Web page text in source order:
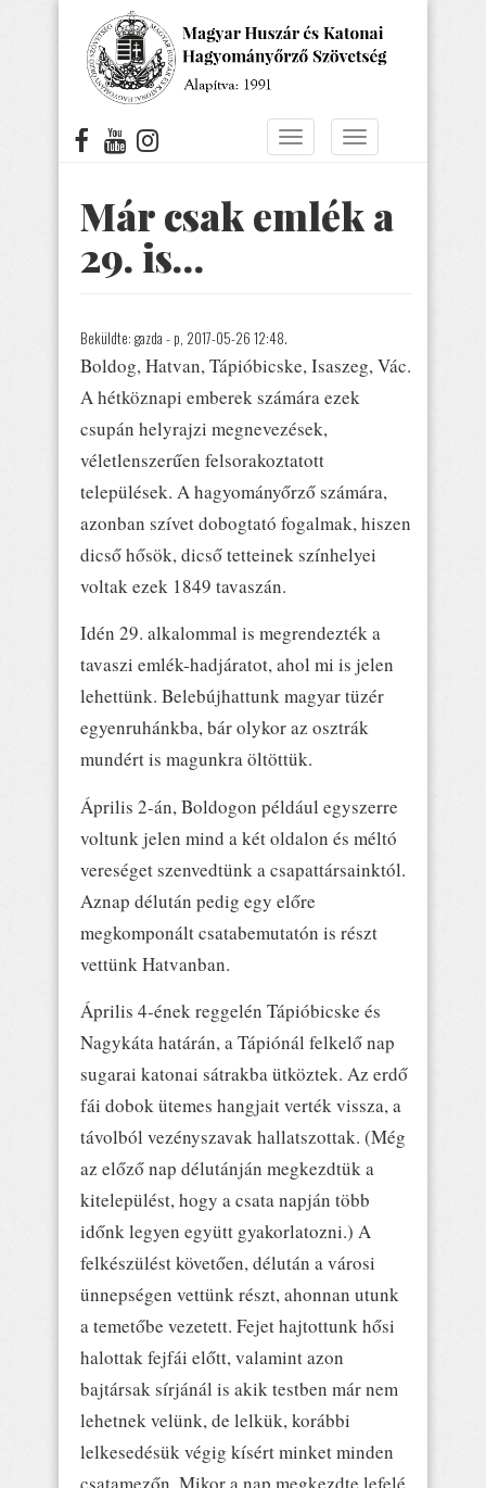
Navigáció
Navigáció
Már csak emlék a
29. is…
Beküldte: gazda - p, 2017-05-26 12:48.
Boldog, Hatvan, Tápióbicske, Isaszeg, Vác.
A hétköznapi emberek számára ezek
csupán helyrajzi megnevezések,
véletlenszerűen felsorakoztatott
települések. A hagyományőrző számára,
azonban szívet dobogtató fogalmak, hiszen
dicső hősök, dicső tetteinek színhelyei
voltak ezek 1849 tavaszán.
Idén 29. alkalommal is megrendezték a
tavaszi emlék-hadjáratot, ahol mi is jelen
lehettünk. Belebújhattunk magyar tüzér
egyenruhánkba, bár olykor az osztrák
mundért is magunkra öltöttük.
Április 2-án, Boldogon például egyszerre
voltunk jelen mind a két oldalon és méltó
vereséget szenvedtünk a csapattársainktól.
Aznap délután pedig egy előre
megkomponált csatabemutatón is részt
vettünk Hatvanban.
Április 4-ének reggelén Tápióbicske és
Nagykáta határán, a Tápiónál felkelő nap
sugarai katonai sátrakba ütköztek. Az erdő
fái dobok ütemes hangjait verték vissza, a
távolból vezényszavak hallatszottak. (Még
az előző nap délutánján megkezdtük a
kitelepülést, hogy a csata napján több
időnk legyen együtt gyakorlatozni.) A
felkészülést követően, délután a városi
ünnepségen vettünk részt, ahonnan utunk
a temetőbe vezetett. Fejet hajtottunk hősi
halottak fejfái előtt, valamint azon
bajtársak sírjánál is akik testben már nem
lehetnek velünk, de lelkük, korábbi
lelkesedésük végig kísért minket minden